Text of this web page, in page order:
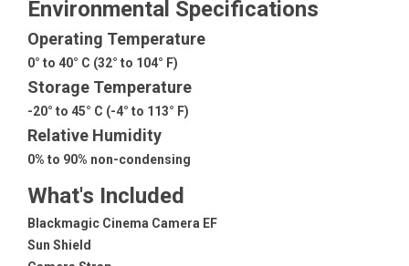
Environmental Specifications
Operating Temperature
0° to 40° C (32° to 104° F)
Storage Temperature
-20° to 45° C (-4° to 113° F)
Relative Humidity
0% to 90% non-condensing
What's Included
Blackmagic Cinema Camera EF
Sun Shield